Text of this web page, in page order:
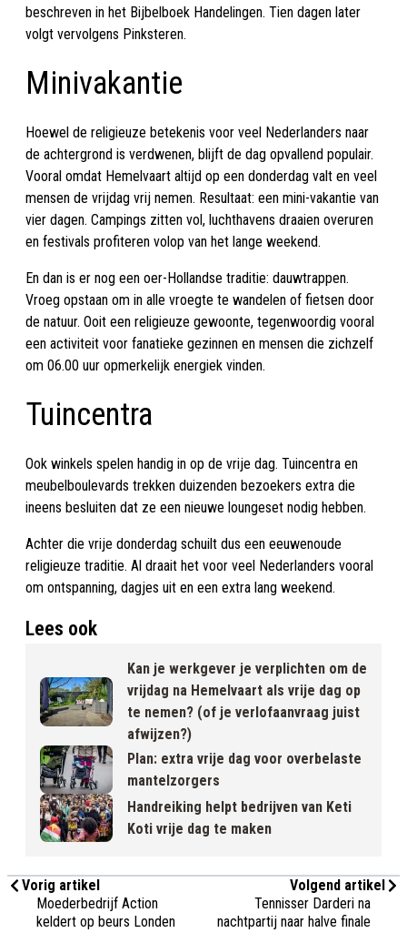
beschreven in het Bijbelboek Handelingen. Tien dagen later
volgt vervolgens Pinksteren.
Minivakantie
Hoewel de religieuze betekenis voor veel Nederlanders naar
de achtergrond is verdwenen, blijft de dag opvallend populair.
Vooral omdat Hemelvaart altijd op een donderdag valt en veel
mensen de vrijdag vrij nemen. Resultaat: een mini-vakantie van
vier dagen. Campings zitten vol, luchthavens draaien overuren
en festivals profiteren volop van het lange weekend.
En dan is er nog een oer-Hollandse traditie: dauwtrappen.
Vroeg opstaan om in alle vroegte te wandelen of fietsen door
de natuur. Ooit een religieuze gewoonte, tegenwoordig vooral
een activiteit voor fanatieke gezinnen en mensen die zichzelf
om 06.00 uur opmerkelijk energiek vinden.
Tuincentra
Ook winkels spelen handig in op de vrije dag. Tuincentra en
meubelboulevards trekken duizenden bezoekers extra die
ineens besluiten dat ze een nieuwe loungeset nodig hebben.
Achter die vrije donderdag schuilt dus een eeuwenoude
religieuze traditie. Al draait het voor veel Nederlanders vooral
om ontspanning, dagjes uit en een extra lang weekend.
Lees ook
Kan je werkgever je verplichten om de
vrijdag na Hemelvaart als vrije dag op
te nemen? (of je verlofaanvraag juist
afwijzen?)
Plan: extra vrije dag voor overbelaste
mantelzorgers
Handreiking helpt bedrijven van Keti
Koti vrije dag te maken
Vorig artikel
Moederbedrijf Action
keldert op beurs Londen
Volgend artikel
Tennisser Darderi na
nachtpartij naar halve finale